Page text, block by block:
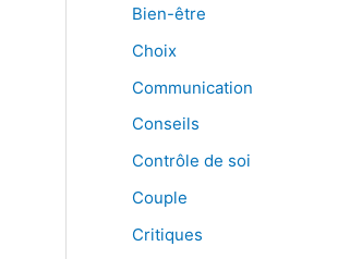
Bien-être
Choix
Communication
Conseils
Contrôle de soi
Couple
Critiques